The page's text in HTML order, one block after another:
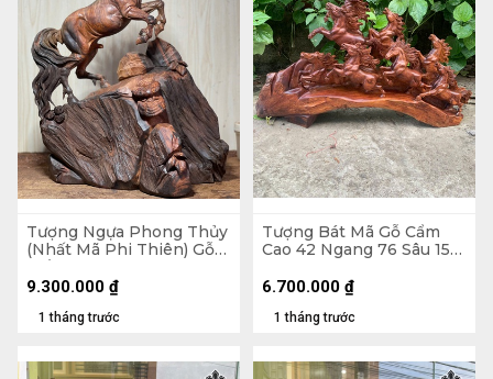
Tượng Ngựa Phong Thủy
(Nhất Mã Phi Thiên) Gỗ
Trắc Cao 48 Ngang 35
Sâu 17 (cm)
1 tháng trước
9.300.000 ₫
Tượng Bát Mã Gỗ Cẩm
Cao 42 Ngang 76 Sâu 15
1 tháng trước
6.700.000 ₫